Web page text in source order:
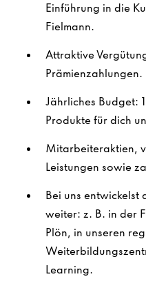
Einführung in die
Fielmann.
Attraktive
Prämienzahlungen.
Jährliches Budget:
Produkte für dich
Mitarbeiteraktien,
Leistungen sowie
Bei uns entwickelst
weiter: z. B. in der
Plön, in unseren
Learning.